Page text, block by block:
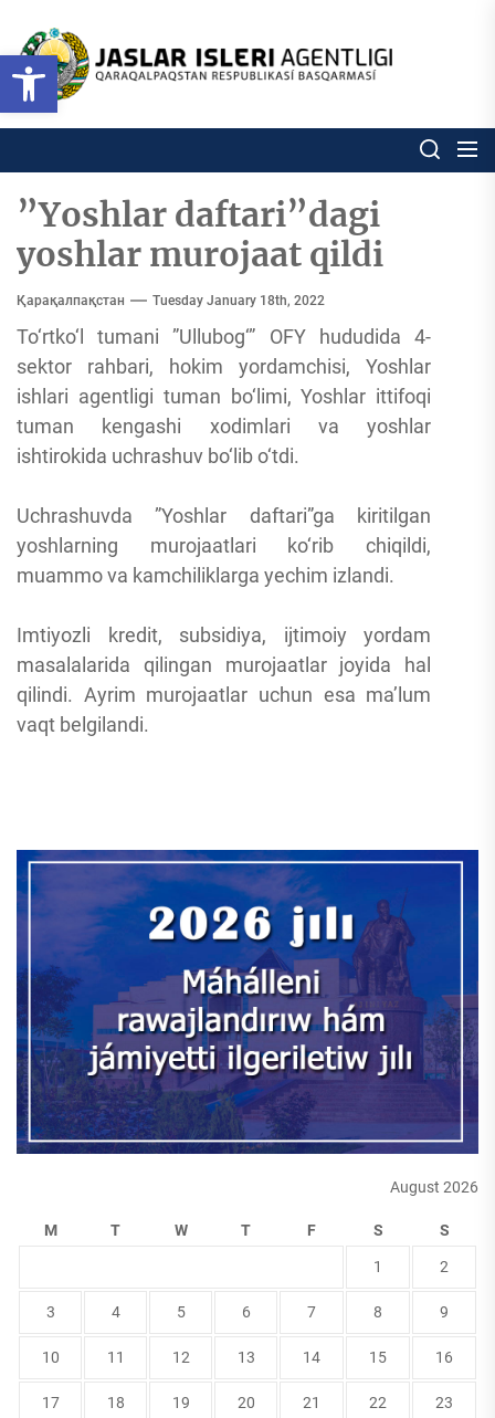
Open toolbar
content
Respublikası
basqarması
Ózbekstan jaslar isleri
”Yoshlar daftari”dagi
yoshlar murojaat qildi
Қарақалпақстан Tuesday January 18th, 2022
To‘rtko‘l tumani ”Ullubog‘” OFY hududida 4-
sektor rahbari, hokim yordamchisi, Yoshlar
ishlari agentligi tuman bo‘limi, Yoshlar ittifoqi
tuman kengashi xodimlari va yoshlar
ishtirokida uchrashuv bo‘lib o‘tdi.
Uchrashuvda ”Yoshlar daftari”ga kiritilgan
yoshlarning murojaatlari ko‘rib chiqildi,
muammo va kamchiliklarga yechim izlandi.
Imtiyozli kredit, subsidiya, ijtimoiy yordam
masalalarida qilingan murojaatlar joyida hal
qilindi. Ayrim murojaatlar uchun esa ma’lum
vaqt belgilandi.
August 2026
M T W T F S S
1 2
3 4 5 6 7 8 9
10 11 12 13 14 15 16
17 18 19 20 21 22 23